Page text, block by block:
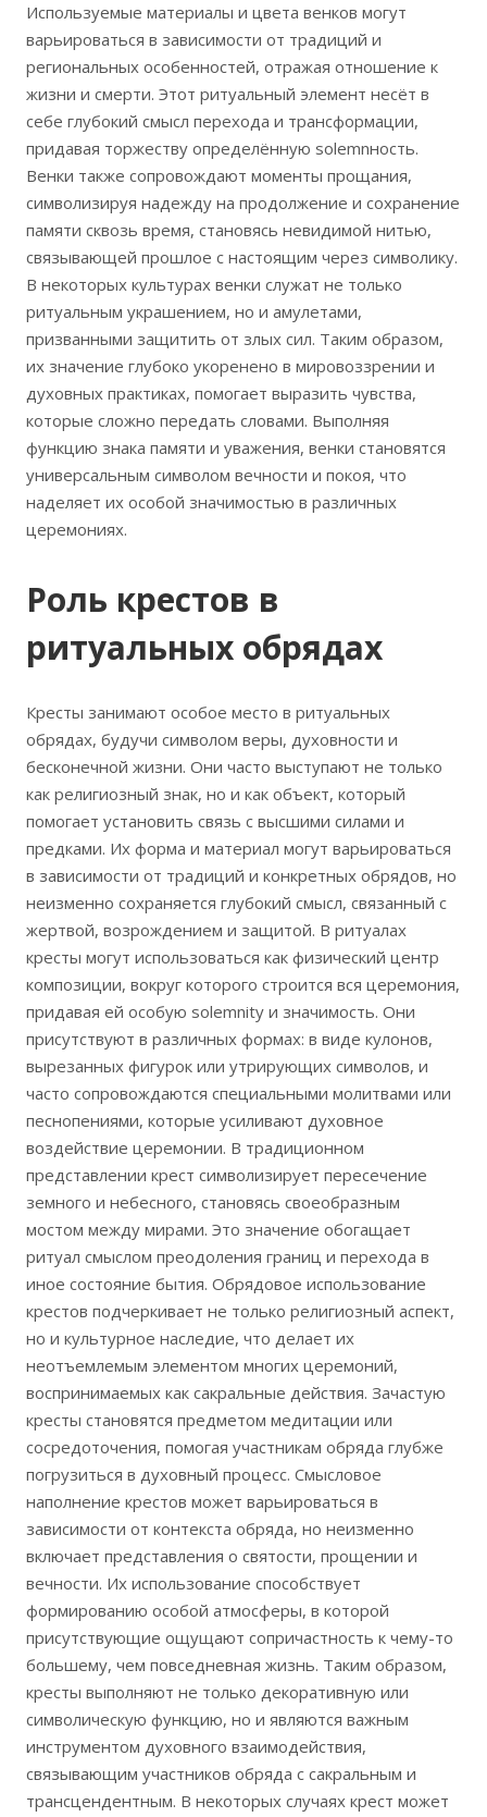
Используемые материалы и цвета венков могут
варьироваться в зависимости от традиций и
региональных особенностей, отражая отношение к
жизни и смерти. Этот ритуальный элемент несёт в
себе глубокий смысл перехода и трансформации,
придавая торжеству определённую solemnность.
Венки также сопровождают моменты прощания,
символизируя надежду на продолжение и сохранение
памяти сквозь время, становясь невидимой нитью,
связывающей прошлое с настоящим через символику.
В некоторых культурах венки служат не только
ритуальным украшением, но и амулетами,
призванными защитить от злых сил. Таким образом,
их значение глубоко укоренено в мировоззрении и
духовных практиках, помогает выразить чувства,
которые сложно передать словами. Выполняя
функцию знака памяти и уважения, венки становятся
универсальным символом вечности и покоя, что
наделяет их особой значимостью в различных
церемониях.
Роль крестов в
ритуальных обрядах
Кресты занимают особое место в ритуальных
обрядах, будучи символом веры, духовности и
бесконечной жизни. Они часто выступают не только
как религиозный знак, но и как объект, который
помогает установить связь с высшими силами и
предками. Их форма и материал могут варьироваться
в зависимости от традиций и конкретных обрядов, но
неизменно сохраняется глубокий смысл, связанный с
жертвой, возрождением и защитой. В ритуалах
кресты могут использоваться как физический центр
композиции, вокруг которого строится вся церемония,
придавая ей особую solemnity и значимость. Они
присутствуют в различных формах: в виде кулонов,
вырезанных фигурок или утрирующих символов, и
часто сопровождаются специальными молитвами или
песнопениями, которые усиливают духовное
воздействие церемонии. В традиционном
представлении крест символизирует пересечение
земного и небесного, становясь своеобразным
мостом между мирами. Это значение обогащает
ритуал смыслом преодоления границ и перехода в
иное состояние бытия. Обрядовое использование
крестов подчеркивает не только религиозный аспект,
но и культурное насле­дие, что делает их
неотъемлемым элементом многих церемоний,
воспринимаемых как сакральные действия. Зачастую
кресты становятся предметом медитации или
сосредоточения, помогая участникам обряда глубже
погрузиться в духовный процесс. Смысловое
наполнение крестов может варьироваться в
зависимости от контекста обряда, но неизменно
включает представления о святости, прощении и
вечности. Их использование способствует
формированию особой атмосферы, в которой
присутствующие ощущают сопричастность к чему-то
большему, чем повседневная жизнь. Таким образом,
кресты выполняют не только декоративную или
символическую функцию, но и являются важным
инструментом духовного взаимодействия,
связывающим участников обряда с сакральным и
трансцендентным. В некоторых случаях крест может